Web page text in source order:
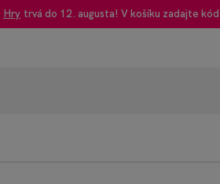
Hry trvá do 12. augusta! V košíku zadajte